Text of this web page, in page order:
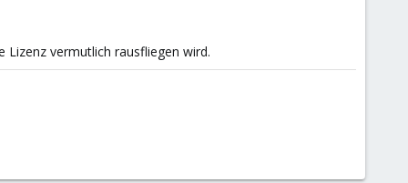
Lizenz vermutlich rausfliegen wird.